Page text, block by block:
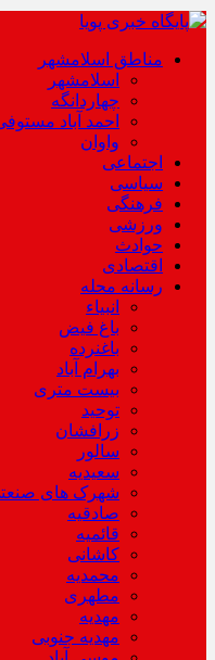
مناطق اسلامشهر
اسلامشهر
چهاردانگه
احمد آباد
واوان
اجتماعی
سیاسی
فرهنگی
ورزشی
حوادث
اقتصادی
رسانه محله
انبیاء
باغ فیض
باغنرده
بهرام آباد
بیست متری
توحید
زرافشان
سالور
سعیدیه
شهرک های
صادقیه
قائمیه
کاشانی
محمدیه
مطهری
مهدیه
مهدیه جنوبی